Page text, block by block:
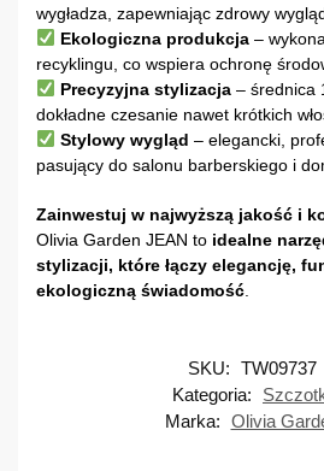
wygładza, zapewniając zdrowy
Ekologiczna produkcja–
recyklingu, co wspiera ochronę
Precyzyjna stylizacja– średnica
dokładne czesanie nawet krótkich
Stylowy wygląd – elegancki,
pasujący do salonu barberskiego i
Zainwestuj w najwyższą jakość i
Olivia Garden JEAN to idealne
stylizacji, które łączy elegancję,
ekologiczną świadomość
SKU: TW09737
Kategoria:
Marka: Olivia